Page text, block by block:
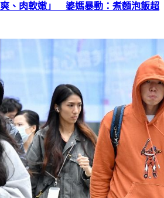
、肉軟嫩」 婆媽暴動：煮麵泡飯超